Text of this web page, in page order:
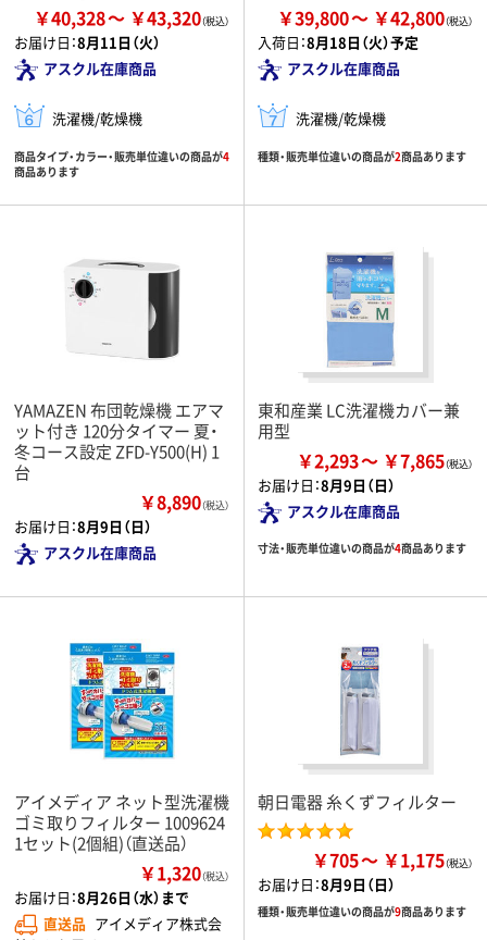
￥40,328 ￥43,320
お届け日：8月11日（火）
アスクル在庫商品
洗濯機/乾燥機
商品タイプ・カラー・販売単位違いの商品が4
商品あります
￥39,800 ￥42,800
入荷日：8月18日（火）予定
アスクル在庫商品
洗濯機/乾燥機
種類・販売単位違いの商品が2商品あります
YAMAZEN 布団乾燥機 エアマ
ット付き 120分タイマー 夏・
冬コース設定 ZFD-Y500(H) 1
台
￥8,890（税込）
お届け日：8月9日（日）
アスクル在庫商品
東和産業 LC洗濯機カバー兼
用型
￥2,293 ￥7,865
お届け日：8月9日（日）
アスクル在庫商品
寸法・販売単位違いの商品が4商品あります
アイメディア ネット型洗濯機
ゴミ取りフィルター 1009624
1セット(2個組)（直送品）
￥1,320（税込）
お届け日：8月26日（水）まで
直送品 アイメディア株式会
朝日電器 糸くずフィルター
￥705 ￥1,175
お届け日：8月9日（日）
種類・販売単位違いの商品が9商品あります